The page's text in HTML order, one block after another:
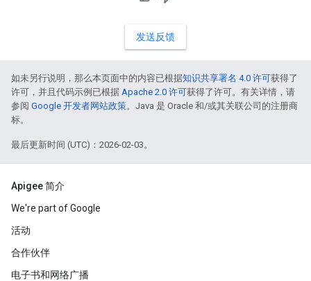
发送反馈
如未另行说明，那么本页面中的内容已根据知识共享署名 4.0 许可获得了
许可，并且代码示例已根据 Apache 2.0 许可获得了许可。有关详情，请
参阅 Google 开发者网站政策。Java 是 Oracle 和/或其关联公司的注册商
标。
最后更新时间 (UTC)：2026-02-03。
Apigee 简介
We're part of Google
活动
合作伙伴
电子书和网络广播